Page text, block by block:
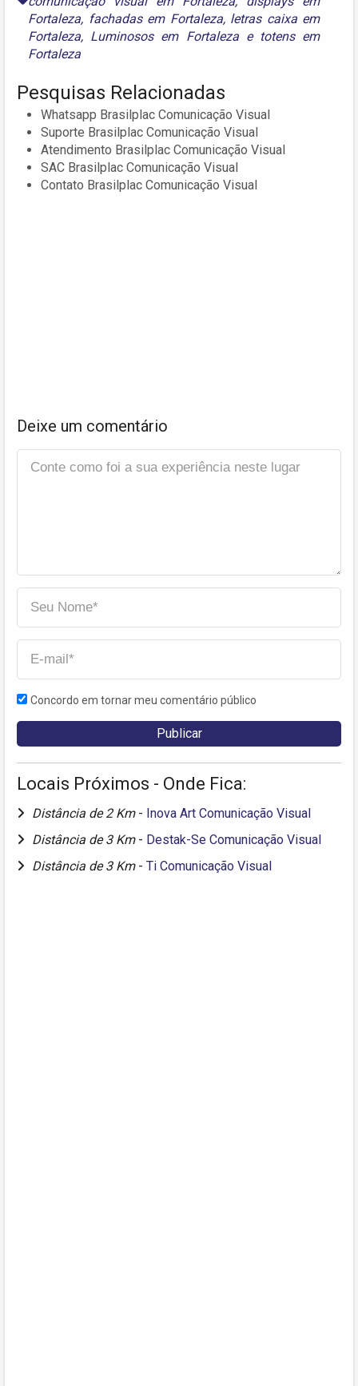
Fortaleza, fachadas em Fortaleza, letras caixa em
Fortaleza, Luminosos em Fortalezae totens em
Fortaleza
Pesquisas Relacionadas
Whatsapp Brasilplac Comunicação Visual
Suporte Brasilplac Comunicação Visual
Atendimento Brasilplac Comunicação Visual
SAC Brasilplac Comunicação Visual
Contato Brasilplac Comunicação Visual
Deixe um comentário
Concordo em tornar meu comentário público
Locais Próximos - Onde Fica:
Distância de 2 Km - Inova Art Comunicação Visual
Distância de 3 Km - Destak-Se Comunicação Visual
Distância de 3 Km - Ti Comunicação Visual